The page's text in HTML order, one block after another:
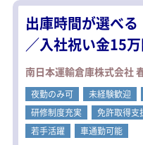
荷物：雑
エリア：
＜未経験
ドライバ
さい！
自信を持
りと丁寧
まずは、
修」から
出庫時間が選べ
／入社祝い金15
南日本運輸倉庫株式会社
夜勤のみ可 未経験歓迎
研修制度充実
免許取得支
若手活躍
車通勤可能